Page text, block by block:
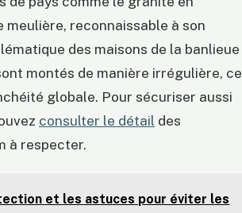
reconnaissable à son
des maisons de la banlieue
montés de manière irrégulière, ce
globale. Pour sécuriser aussi
consulter le détail des
à respecter.
et les astuces pour éviter les